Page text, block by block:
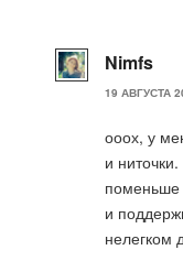
Nimfs
19 АВГУСТА
ооох, у
и
поменьше
и
нелегком